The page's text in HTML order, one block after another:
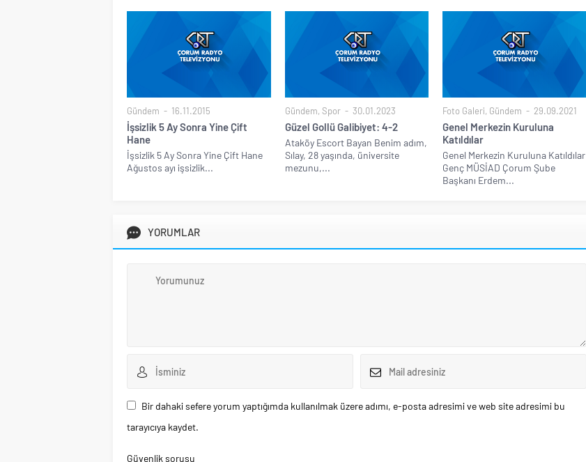
Gündem 16.11.2015
İşsizlik 5 Ay Sonra Yine Çift
Hane
İşsizlik 5 Ay Sonra Yine Çift Hane
Ağustos ayı işsizlik...
Gündem, Spor 30.01.2023
Güzel Gollü Galibiyet: 4-2
Ataköy Escort Bayan Benim adım,
Sılay, 28 yaşında, üniversite
mezunu,...
Foto Galeri, Gündem 29.09.2021
Genel Merkezin Kuruluna
Katıldılar
Genel Merkezin Kuruluna Katıldılar
Genç MÜSİAD Çorum Şube
Başkanı Erdem...
YORUMLAR
Bir dahaki sefere yorum yaptığımda kullanılmak üzere adımı, e-posta adresimi ve web site adresimi bu
tarayıcıya kaydet.
Güvenlik sorusu